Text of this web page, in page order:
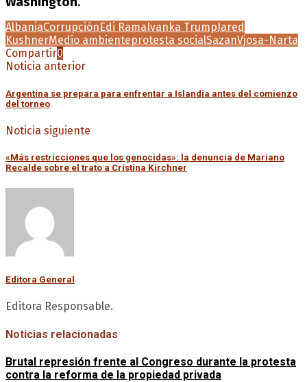
AlbaniaCorrupción Edi Rama Ivanka TrumpJared
KushnerMedio ambienteprotesta socialSazanVjosa-Narta
Compartir0
Noticia anterior
Argentina se prepara para enfrentar a Islandia antes del comienzo
del torneo
Noticia siguiente
«Más restricciones que los genocidas»: la denuncia de Mariano
Recalde sobre el trato a Cristina Kirchner
Editora General
Editora Responsable.
Noticias relacionadas
Brutal represión frente al Congreso durante la protesta
contra la reforma de la propiedad privada